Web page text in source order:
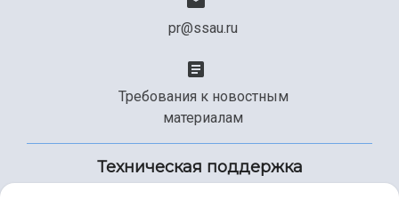
pr@ssau.ru
Требования к новостным
материалам
Техническая поддержка